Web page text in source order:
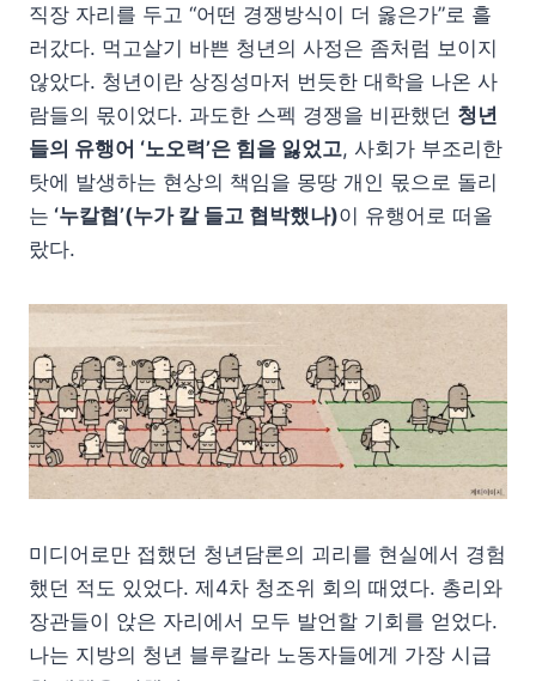
직장 자리를 두고 “어떤 경쟁방식이 더 옳은가”로 흘
러갔다. 먹고살기 바쁜 청년의 사정은 좀처럼 보이지
않았다. 청년이란 상징성마저 번듯한 대학을 나온 사
람들의 몫이었다. 과도한 스펙 경쟁을 비판했던 청년
들의 유행어 ‘노오력’은 힘을 잃었고, 사회가 부조리한
탓에 발생하는 현상의 책임을 몽땅 개인 몫으로 돌리
는 ‘누칼협’(누가 칼 들고 협박했나)이 유행어로 떠올
랐다.
미디어로만 접했던 청년담론의 괴리를 현실에서 경험
했던 적도 있었다. 제4차 청조위 회의 때였다. 총리와
장관들이 앉은 자리에서 모두 발언할 기회를 얻었다.
나는 지방의 청년 블루칼라 노동자들에게 가장 시급